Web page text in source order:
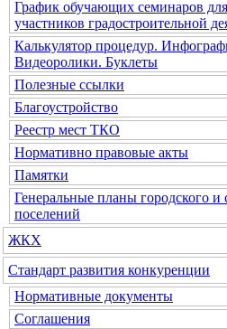
График обучающих семинаров для
участников градостроительной
Калькулятор процедур.
Видеоролики. Буклеты
Полезные ссылки
Благоустройство
Реестр мест ТКО
Нормативно правовые акты
Памятки
Генеральные планы городского и
поселений
ЖКХ
Стандарт развития конкуренции
Нормативные документы
Соглашения